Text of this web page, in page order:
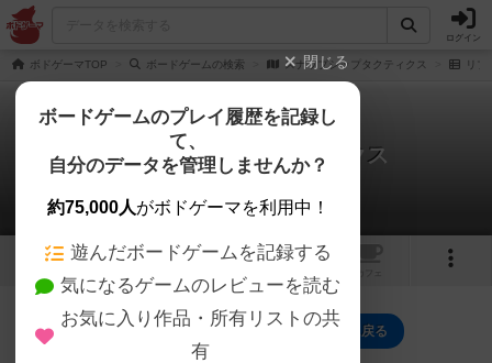
ログイン
ボドゲーマTOP ボードゲームの検索 スナップシップタクティクス リプ
スナップシップタクティクス
0件のリプレイ日記
1 1
スナップシップタクティクスのトップに戻る
閉じる
ボードゲームのプレイ履歴を記録し
て、
自分のデータを管理しませんか？
約75,000人がボドゲーマを利用中！
遊んだボードゲームを記録する
気になるゲームのレビューを読む
お気に入り作品・所有リストの共
有